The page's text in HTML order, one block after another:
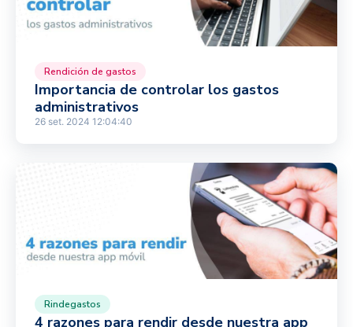
Rendición de gastos
Importancia de controlar los gastos
administrativos
26 set. 2024 12:04:40
Rindegastos
4 razones para rendir desde nuestra app